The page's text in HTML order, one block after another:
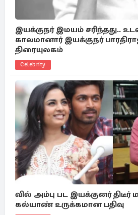
இயக்குநர் இமயம் சரிந்தது..
காலமானார் இயக்குநர்
திரையுலகம்
Celebrity
வில் அம்பு பட இயக்குனர்
கல்யாண் உருக்கமான பதிவு